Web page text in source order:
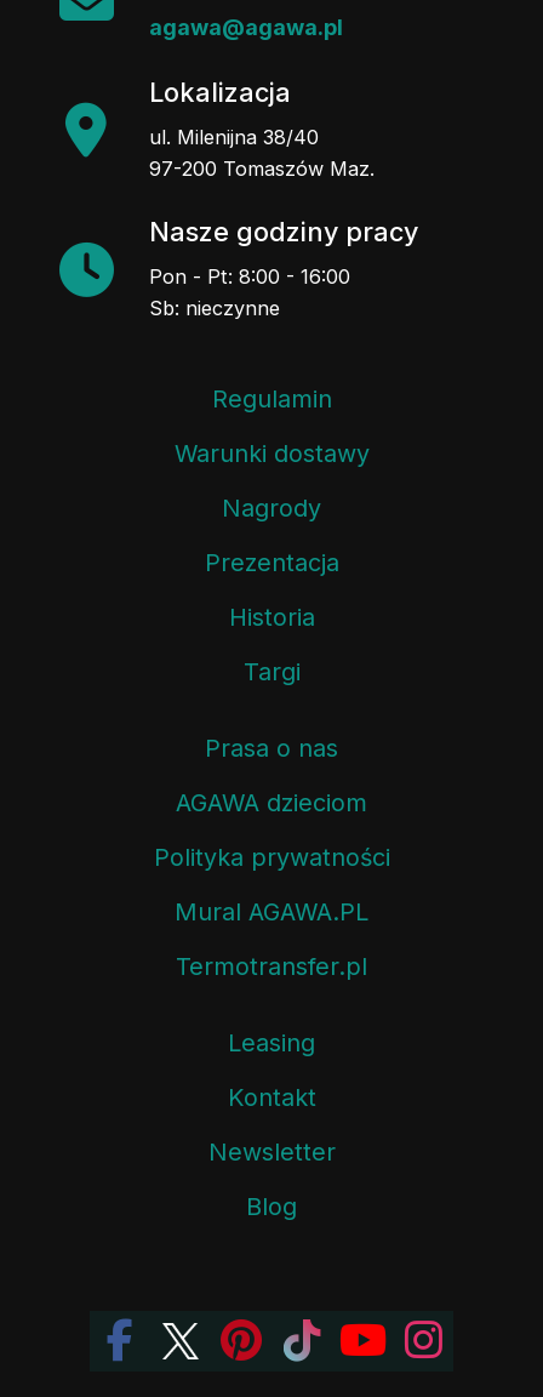
agawa@agawa.pl
Lokalizacja
ul. Milenijna 38/40
97-200 Tomaszów Maz.
Nasze godziny pracy
Pon - Pt: 8:00 - 16:00
Sb: nieczynne
Regulamin
Warunki dostawy
Nagrody
Prezentacja
Historia
Targi
Prasa o nas
AGAWA dzieciom
Polityka prywatności
Mural AGAWA.PL
Termotransfer.pl
Leasing
Kontakt
Newsletter
Blog